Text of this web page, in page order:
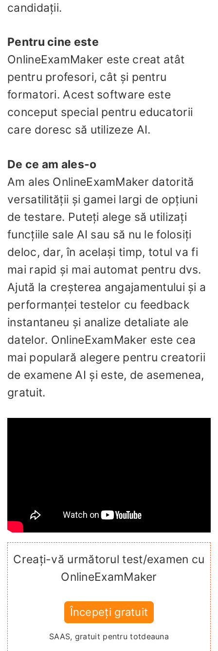
candidații.
Pentru cine este
OnlineExamMaker este creat atât
pentru profesori, cât și pentru
formatori. Acest software este
conceput special pentru educatorii
care doresc să utilizeze AI.
De ce am ales-o
Am ales OnlineExamMaker datorită
versatilității și gamei largi de opțiuni
de testare. Puteți alege să utilizați
funcțiile sale AI sau să nu le folosiți
deloc, dar, în același timp, totul va fi
mai rapid și mai automat pentru dvs.
Ajută la creșterea angajamentului și a
performanței testelor cu feedback
instantaneu și analize detaliate ale
datelor. OnlineExamMaker este cea
mai populară alegere pentru creatorii
de examene AI și este, de asemenea,
gratuit.
Creați-vă următorul test/examen cu
OnlineExamMaker
Începeți gratuit
SAAS, gratuit pentru totdeauna